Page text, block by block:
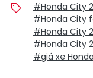
#Honda City
#Honda City
#Honda City
#Honda City
#giá xe